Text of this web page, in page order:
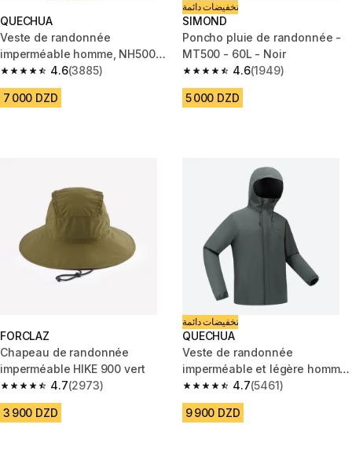
QUECHUA
Veste de randonnée
imperméable homme, NH500
noir
4.6
4.6 out of 5 stars from 3885 reviews
(3885)
7 000 DZD
تخفيضات دائمة
SIMOND
Poncho pluie de randonnée -
MT500 - 60L - Noir
4.6
4.6 out of 5 stars from 1949
(1949)
5 000 DZD
FORCLAZ
Chapeau de randonnée
imperméable HIKE 900 vert
4.7
4.7 out of 5 stars from 2973 reviews
(2973)
3 900 DZD
تخفيضات دائمة
QUECHUA
Veste de randonnée
imperméable et légère homme,
MH100 vert4.7
4.7 out of 5 stars from 5461
(5461)
9 900 DZD